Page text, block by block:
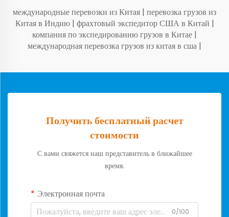
международные перевозки из Китая | перевозка грузов из
Китая в Индию | фрахтовый экспедитор США в Китай |
компания по экспедированию грузов в Китае |
международная перевозка грузов из китая в сша |
Получить бесплатный расчет
стоимости
С вами свяжется наш представитель в ближайшее
время.
Электронная почта
0/100